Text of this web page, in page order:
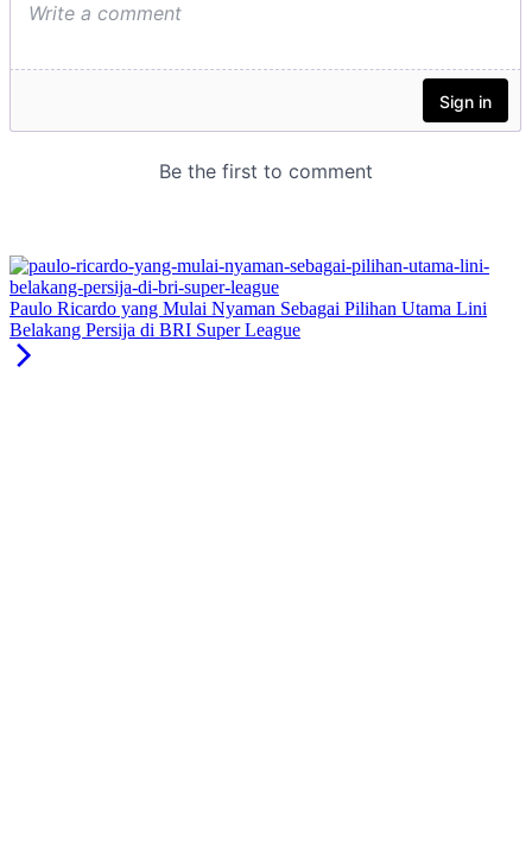
Paulo Ricardo yang Mulai Nyaman Sebagai Pilihan Utama Lini
Belakang Persija di BRI Super League